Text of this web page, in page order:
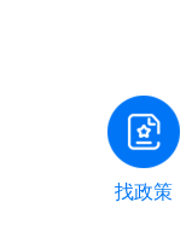
找政策